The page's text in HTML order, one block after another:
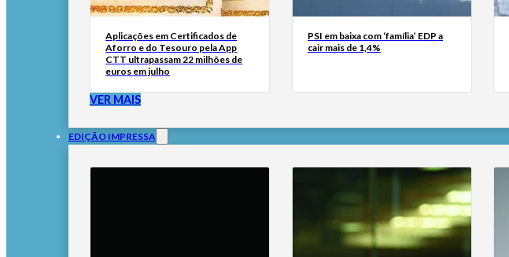
Aplicações em Certificados de
Aforro e do Tesouro pela App
CTT ultrapassam 22 milhões de
euros em julho
PSI em baixa com ‘família’ EDP a
cair mais de 1,4%
VER MAIS
EDIÇÃO IMPRESSA